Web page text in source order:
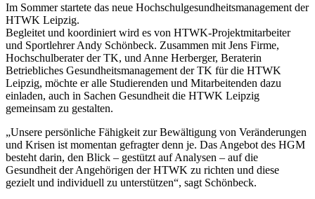
Im Sommer startete das neue Hochschulgesundheitsmanagement der
HTWK Leipzig.
Begleitet und koordiniert wird es von HTWK-Projektmitarbeiter
und Sportlehrer Andy Schönbeck. Zusammen mit Jens Firme,
Hochschulberater der TK, und Anne Herberger, Beraterin
Betriebliches Gesundheitsmanagement der TK für die HTWK
Leipzig, möchte er alle Studierenden und Mitarbeitenden dazu
einladen, auch in Sachen Gesundheit die HTWK Leipzig
gemeinsam zu gestalten.
„Unsere persönliche Fähigkeit zur Bewältigung von Veränderungen
und Krisen ist momentan gefragter denn je. Das Angebot des HGM
besteht darin, den Blick – gestützt auf Analysen – auf die
Gesundheit der Angehörigen der HTWK zu richten und diese
gezielt und individuell zu unterstützen“, sagt Schönbeck.